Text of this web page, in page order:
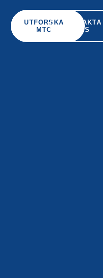
UTFORSKA
MTC
KONTAKTA
OSS